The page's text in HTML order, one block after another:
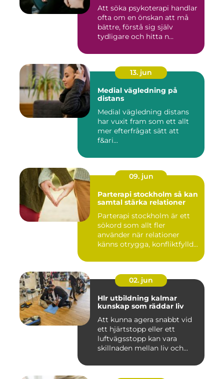
Att söka psykoterapi handlar
ofta om en önskan att må
bättre, förstå sig själv
tydligare och hitta n...
13. jun
Medial vägledning på
distans
Medial vägledning distans
har vuxit fram som ett allt
mer efterfrågat sätt att
f&ari...
09. jun
Parterapi stockholm så kan
samtal stärka relationer
Parterapi stockholm är ett
sökord som allt fler
använder när relationer
känns otrygga, konfliktfylld...
02. jun
Hlr utbildning kalmar
kunskap som räddar liv
Att kunna agera snabbt vid
ett hjärtstopp eller ett
luftvägsstopp kan vara
skillnaden mellan liv och...